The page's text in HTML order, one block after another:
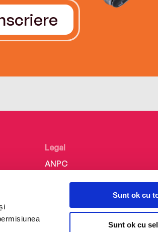
Sunt ok cu
Sunt ok cu
Legal
ANPC
Politica de confidențialitate
Termeni și condiții